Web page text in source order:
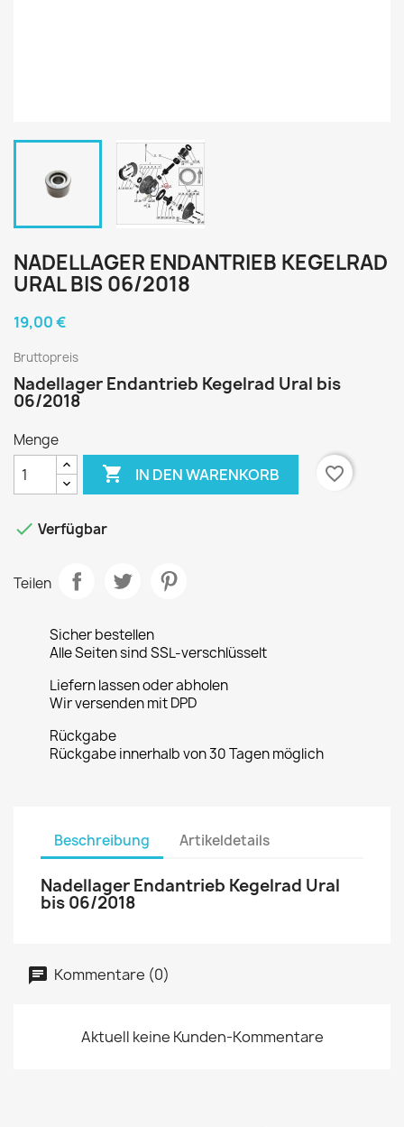
NADELLAGER ENDANTRIEB KEGELRAD
URAL BIS 06/2018
19,00 €
Bruttopreis
Nadellager Endantrieb Kegelrad Ural bis
06/2018
Menge
 IN DEN WARENKORB favorite_border
 Verfügbar
Teilen
Sicher bestellen
Alle Seiten sind SSL-verschlüsselt
Liefern lassen oder abholen
Wir versenden mit DPD
Rückgabe
Rückgabe innerhalb von 30 Tagen möglich
Beschreibung Artikeldetails
Nadellager Endantrieb Kegelrad Ural
bis 06/2018
Kommentare (0)
Aktuell keine Kunden-Kommentare